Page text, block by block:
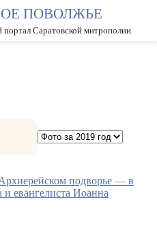
А А
ПОВОЛЖЬЕ
Саратовской митрополии